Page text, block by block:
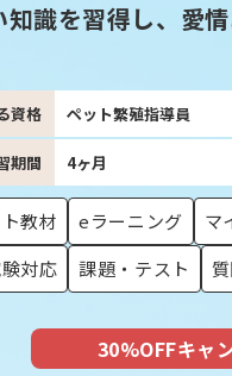
知識を習得し、愛
資格 ペット繁殖指導員
期間 4ヶ月
教材 eラーニング
マ
対応
課題・テスト
30%OFFキャ